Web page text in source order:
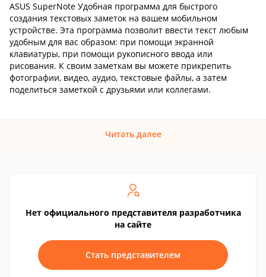
ASUS SuperNote Удобная программа для быстрого
создания текстовых заметок на вашем мобильном
устройстве. Эта программа позволит ввести текст любым
удобным для вас образом: при помощи экранной
клавиатуры, при помощи рукописного ввода или
рисования. К своим заметкам вы можете прикрепить
фотографии, видео, аудио, текстовые файлы, а затем
поделиться заметкой с друзьями или коллегами.
Читать далее
Нет официального представителя разработчика
на сайте
Стать представителем